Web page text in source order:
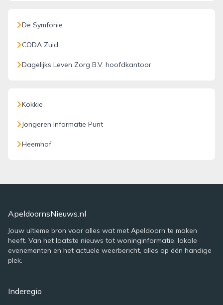
De Symfonie
CODA Zuid
Dagelijks Leven Zorg B.V. hoofdkantoor
Kokkie
Jongeren Informatie Punt
Heemhof
ApeldoornsNieuws.nl
Jouw ultieme bron voor alles wat met Apeldoorn te maken
heeft. Van het laatste nieuws tot woninginformatie, lokale
evenementen en het actuele weerbericht, alles op één handige
plek.
Inderegio